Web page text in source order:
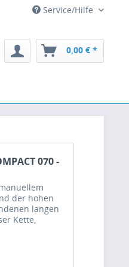
Service/Hilfe
0,00 € *
070 -
der hohen
langen
Kette,
extreme